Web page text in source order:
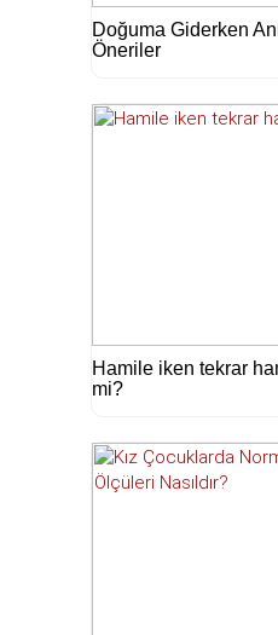
Doğuma Giderken
Öneriler
Hamile iken tekrar
mi?